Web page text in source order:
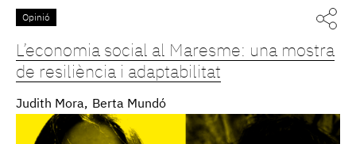
Opinió
L’economia social al Maresme: una mostra
de resiliència i adaptabilitat
Judith Mora Berta Mundó